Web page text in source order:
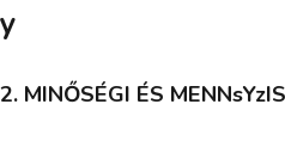
y
2. MINŐSÉGI ÉS